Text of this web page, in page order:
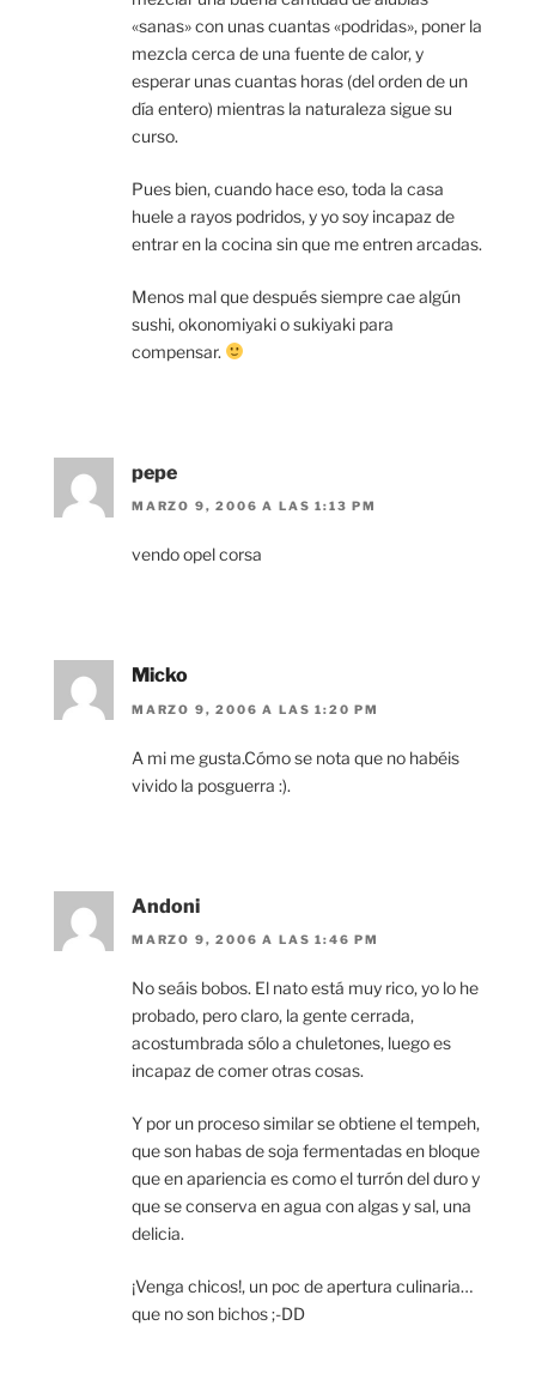
«sanas» con unas cuantas «podridas», poner la
mezcla cerca de una fuente de calor, y
esperar unas cuantas horas (del orden de un
día entero) mientras la naturaleza sigue su
curso.
Pues bien, cuando hace eso, toda la casa
huele a rayos podridos, y yo soy incapaz de
entrar en la cocina sin que me entren arcadas.
Menos mal que después siempre cae algún
sushi, okonomiyaki o sukiyaki para
compensar.
pepe
MARZO 9, 2006 A LAS 1:13 PM
vendo opel corsa
Micko
MARZO 9, 2006 A LAS 1:20 PM
A mi me gusta.Cómo se nota que no habéis
vivido la posguerra :).
Andoni
MARZO 9, 2006 A LAS 1:46 PM
No seáis bobos. El nato está muy rico, yo lo he
probado, pero claro, la gente cerrada,
acostumbrada sólo a chuletones, luego es
incapaz de comer otras cosas.
Y por un proceso similar se obtiene el tempeh,
que son habas de soja fermentadas en bloque
que en apariencia es como el turrón del duro y
que se conserva en agua con algas y sal, una
delicia.
¡Venga chicos!, un poc de apertura culinaria…
que no son bichos ;-DD